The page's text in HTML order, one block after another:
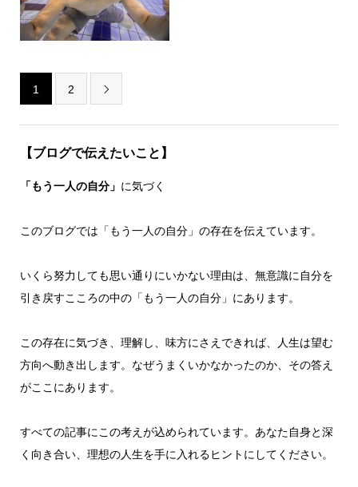
1 2 
【ブログで伝えたいこと】
「もう一人の自分」 に気づく
このブログでは「もう一人の自分」の存在を伝えています。
いくら努力しても思い通りにいかない理由は、無意識に自分を
引き戻すこころの中の「もう一人の自分」にあります。
この存在に気づき、理解し、味方にさえできれば、人生は望む
方向へ動き出します。なぜうまくいかなかったのか、その答え
がここにあります。
すべての記事にこの考えが込められています。あなた自身と深
く向き合い、理想の人生を手に入れるヒントにしてください。